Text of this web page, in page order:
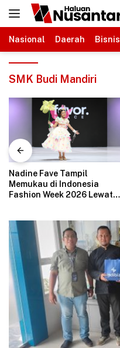
Langsung
Nasional
Daerah Bisnis
SMK Budi Mandiri
Nadine Fave Tampil
Memukau di Indonesia
Fashion Week 2026 Lewat